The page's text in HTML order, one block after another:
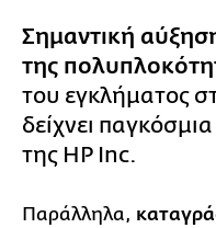
Σημαντική
της
του εγκλήματος
δείχνει
της HP Inc.
Παράλληλα,